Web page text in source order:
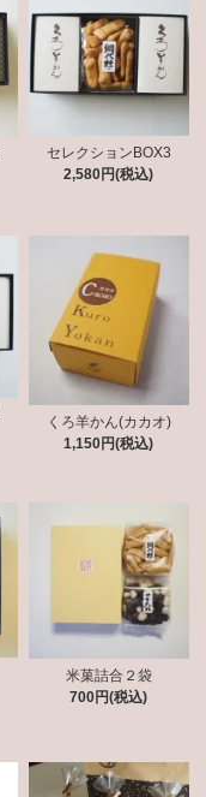
セレクションBOX3
2,580円(税込)
くろ羊かん(カカオ)
1,150円(税込)
米菓詰合２袋
700円(税込)